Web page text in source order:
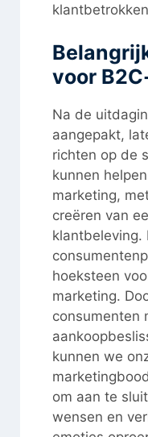
voor
Na de
aangepakt,
richten op de
kunnen
marketing,
creëren van
klantbeleving.
hoeksteen
marketing.
consumenten
kunnen we
om aan te
wensen en